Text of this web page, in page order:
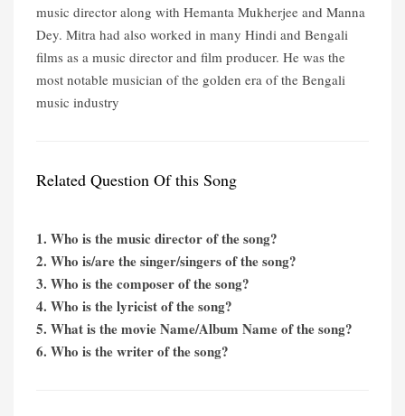
music director along with Hemanta Mukherjee and Manna
Dey. Mitra had also worked in many Hindi and Bengali
films as a music director and film producer. He was the
most notable musician of the golden era of the Bengali
music industry
Related Question Of this Song
1. Who is the music director of the song?
2. Who is/are the singer/singers of the song?
3. Who is the composer of the song?
4. Who is the lyricist of the song?
5. What is the movie Name/Album Name of the song?
6. Who is the writer of the song?